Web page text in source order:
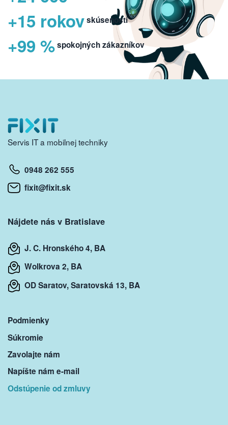
+15 rokovskúseností
+99 %spokojných zákazníkov
Servis IT a mobilnej techniky
0948 262 555
fixit@fixit.sk
Nájdete nás v Bratislave
J. C. Hronského 4, BA
Wolkrova 2, BA
OD Saratov, Saratovská 13, BA
Podmienky
Súkromie
Zavolajte nám
Napíšte nám e-mail
Odstúpenie od zmluvy